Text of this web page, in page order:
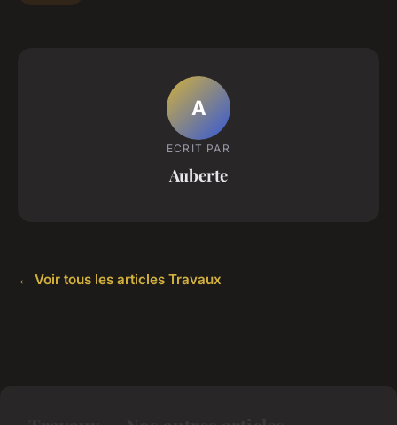
A
ECRIT PAR
Auberte
← Voir tous les articles Travaux